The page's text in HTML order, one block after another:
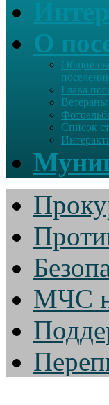
О
Общие
Глава
Список
МЧС